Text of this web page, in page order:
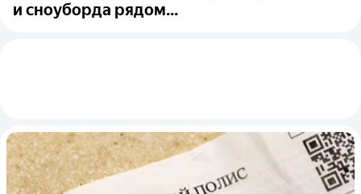
и сноуборда рядом...